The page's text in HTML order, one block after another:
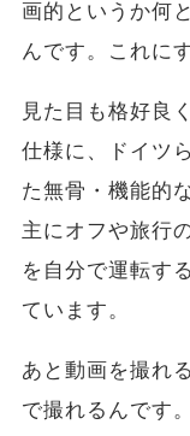
画的というか何
んです。これに
見た目も格好良
仕様に、ドイツ
た無骨・機能的
主にオフや旅行
を自分で運転す
ています。
あと動画を撮れ
で撮れるんです